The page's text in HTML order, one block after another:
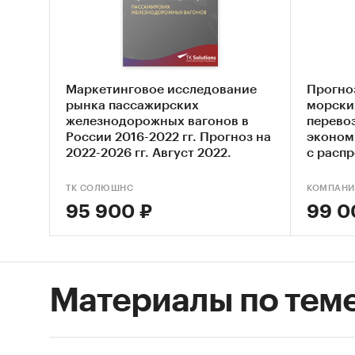
Маркетинговое исследование
рынка пассажирских
железнодорожных вагонов в
России 2016-2022 гг. Прогноз на
2022-2026 гг. Август 2022.
ТК СОЛЮШНС
95 900 ₽
с
99
Материалы по